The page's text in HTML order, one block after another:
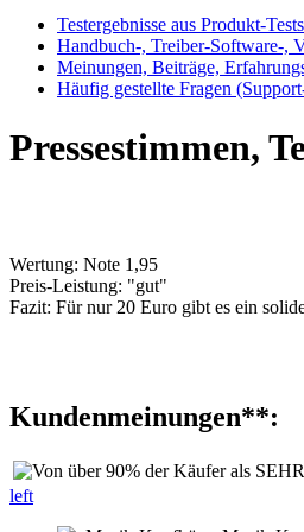
Testergebnisse aus Produkt-
Handbuch-, Treiber-Software-,
Meinungen, Beiträge,
Häufig gestellte Fragen
Pressestimmen,
Wertung: Note 1,95
Preis-Leistung: "gut"
Fazit: Für nur 20 Euro gibt es ein
Kundenmeinungen**:
left